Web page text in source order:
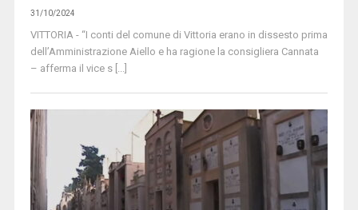
31/10/2024
VITTORIA - “I conti del comune di Vittoria erano in dissesto prima
dell’Amministrazione Aiello e ha ragione la consigliera Cannata
– afferma il vice s [...]